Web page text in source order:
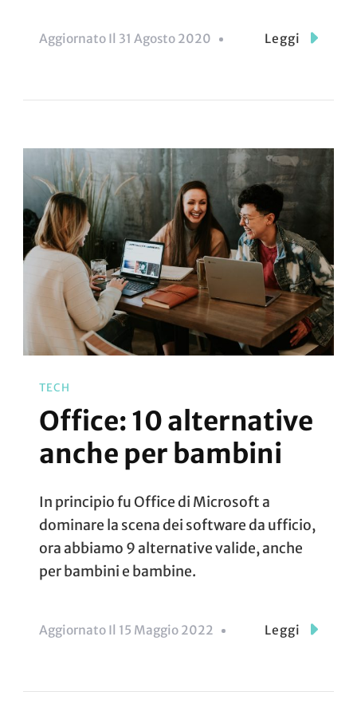
Aggiornato Il 31 Agosto 2020 Leggi
TECH
Office: 10 alternative
anche per bambini
In principio fu Office di Microsoft a
dominare la scena dei software da ufficio,
ora abbiamo 9 alternative valide, anche
per bambini e bambine.
Aggiornato Il 15 Maggio 2022 Leggi